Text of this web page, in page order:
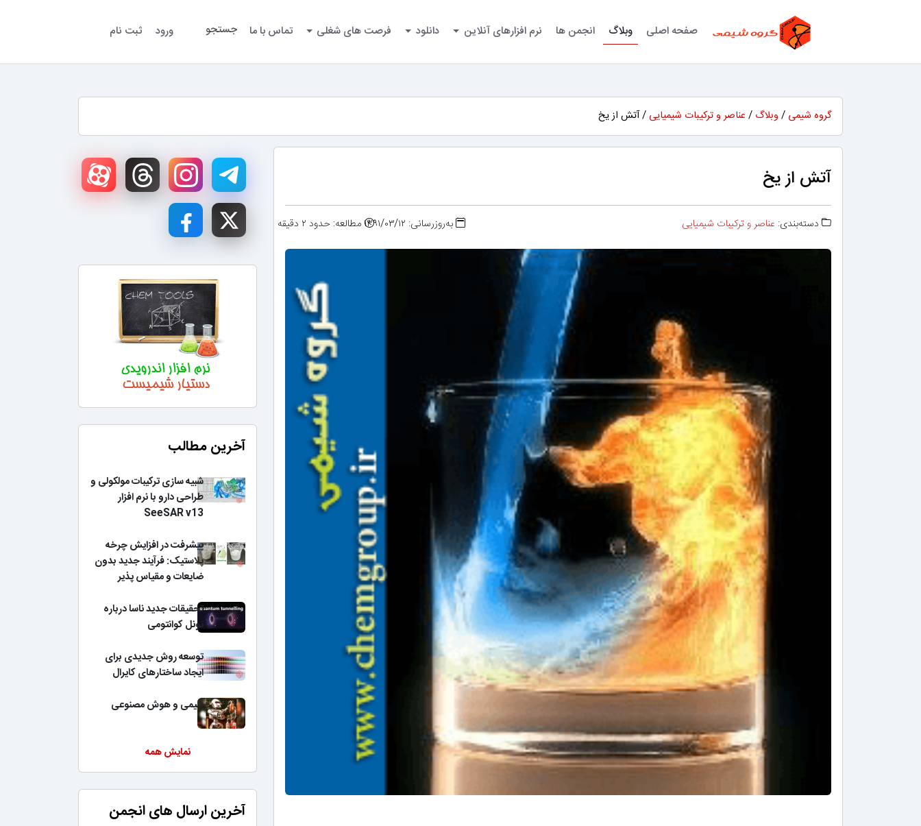
صفحه اصلی وبلاگ انجمن ها نرم افزارهای آنلاین دانلود فرصت های شغلی تماس با ما جستجو ورود ثبت نام
گروه شیمی / وبلاگ / عناصر و ترکیبات شیمیایی / آتش از یخ
آتش از یخ
دسته‌بندی: عناصر و ترکیبات شیمیایی به‌روزرسانی: ۱۳۹۱/۰۳/۱۲ مطالعه: حدود ۲ دقیقه
آخرین مطالب
شبیه سازی ترکیبات مولکولی و
طراحی دارو با نرم افزار
SeeSAR v13
پیشرفت در افزایش چرخه
پلاستیک: فرآیند جدید بدون
ضایعات و مقیاس پذیر
تحقیقات جدید ناسا درباره
تونل کوانتومی
توسعه روش جدیدی برای
ایجاد ساختارهای کایرال
شیمی و هوش مصنوعی
نمایش همه
آخرین ارسال های انجمن